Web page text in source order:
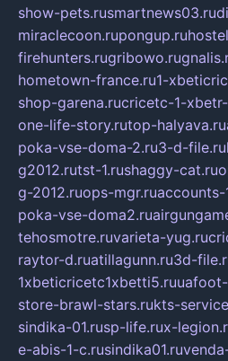
show-pets.rusmartnews03.ru
miraclecoon.rupongup.ru
firehunters.rugribowo.ru
hometown-france.ru1-
shop-garena.rucricetc-1-
one-life-story.rutop-halyava.ru
poka-vse-doma-2.ru3-d-file.ru
g2012.rutst-1.rushaggy-cat.ru
g-2012.ruops-mgr.ruaccounts-
poka-vse-doma2.ru
tehosmotre.ruvarieta-yug.ru
raytor-d.ruatillagunn.ru3d-
1xbeticricetc1xbetti5.ru
store-brawl-stars.rukts-
sindika-01.rusp-life.rux-
e-abis-1-c.rusindika01.ru